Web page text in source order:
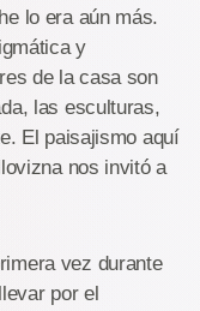
lo era aún más.
y
de la casa son
las esculturas,
El paisajismo aquí
nos invitó a
vez durante
por el